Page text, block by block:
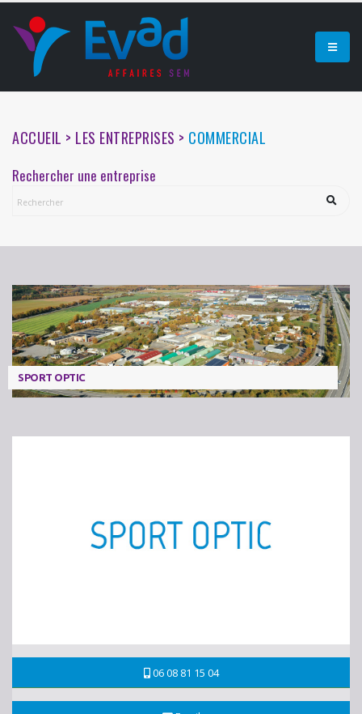
ACCUEIL > LES ENTREPRISES > COMMERCIAL
Rechercher une entreprise
SPORT OPTIC
06 08 81 15 04